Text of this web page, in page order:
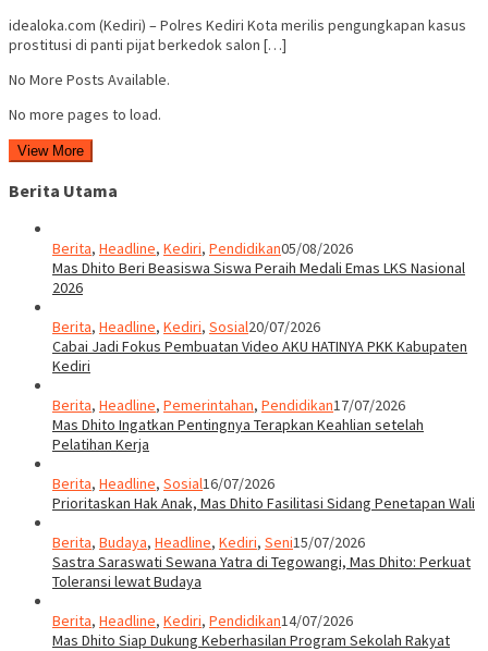
idealoka.com (Kediri) – Polres Kediri Kota merilis pengungkapan kasus
prostitusi di panti pijat berkedok salon […]
No More Posts Available.
No more pages to load.
View More
Berita Utama
Berita, Headline, Kediri, Pendidikan05/08/2026
Mas Dhito Beri Beasiswa Siswa Peraih Medali Emas LKS Nasional
2026
Berita, Headline, Kediri, Sosial20/07/2026
Cabai Jadi Fokus Pembuatan Video AKU HATINYA PKK Kabupaten
Kediri
Berita, Headline, Pemerintahan, Pendidikan17/07/2026
Mas Dhito Ingatkan Pentingnya Terapkan Keahlian setelah
Pelatihan Kerja
Berita, Headline, Sosial16/07/2026
Prioritaskan Hak Anak, Mas Dhito Fasilitasi Sidang Penetapan Wali
Berita, Budaya, Headline, Kediri, Seni15/07/2026
Sastra Saraswati Sewana Yatra di Tegowangi, Mas Dhito: Perkuat
Toleransi lewat Budaya
Berita, Headline, Kediri, Pendidikan14/07/2026
Mas Dhito Siap Dukung Keberhasilan Program Sekolah Rakyat